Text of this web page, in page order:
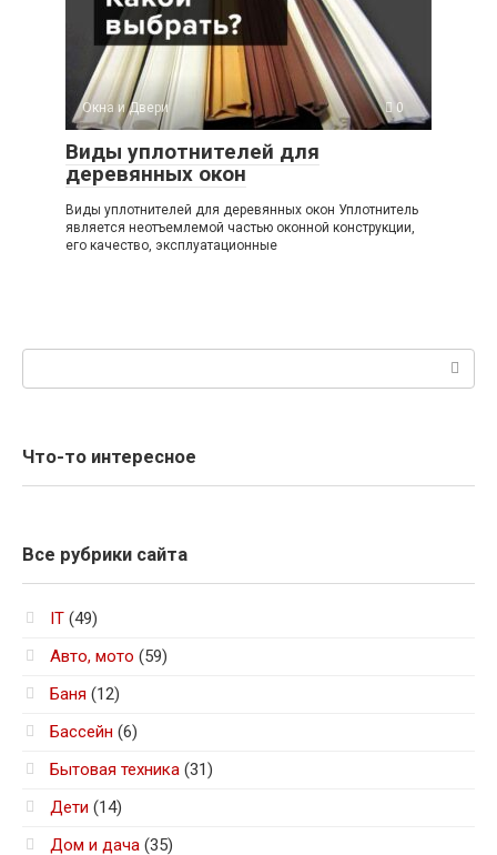
Окна и Двери 0
Виды уплотнителей для
деревянных окон
Виды уплотнителей для деревянных окон Уплотнитель
является неотъемлемой частью оконной конструкции,
его качество, эксплуатационные
Что-то интересное
Все рубрики сайта
IT (49)
Авто, мото (59)
Баня (12)
Бассейн (6)
Бытовая техника (31)
Дети (14)
Дом и дача (35)